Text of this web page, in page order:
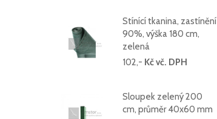
Stínící tkanina, zastínění
90%, výška 180 cm,
zelená
102,- Kč vč. DPH
Sloupek zelený 200
cm, průměr 40x60 mm